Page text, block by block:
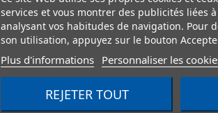
services et vous montrer des publicités liées
analysant vos habitudes de navigation. Pour
son utilisation, appuyez sur le bouton
Plus d'informations Personnaliser les
REJETER TOUT